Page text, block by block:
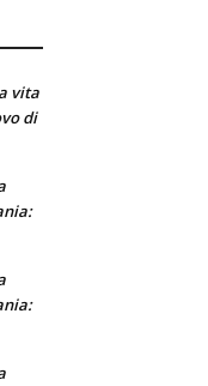
vita
di